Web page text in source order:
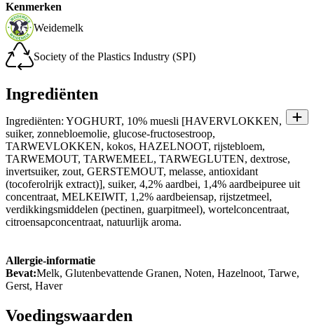
Kenmerken
Weidemelk
Society of the Plastics Industry (SPI)
Ingrediënten
Ingrediënten: YOGHURT, 10% muesli [HAVERVLOKKEN,
suiker, zonnebloemolie, glucose-fructosestroop,
TARWEVLOKKEN, kokos, HAZELNOOT, rijstebloem,
TARWEMOUT, TARWEMEEL, TARWEGLUTEN, dextrose,
invertsuiker, zout, GERSTEMOUT, melasse, antioxidant
(tocoferolrijk extract)], suiker, 4,2% aardbei, 1,4% aardbeipuree uit
concentraat, MELKEIWIT, 1,2% aardbeiensap, rijstzetmeel,
verdikkingsmiddelen (pectinen, guarpitmeel), wortelconcentraat,
citroensapconcentraat, natuurlijk aroma.
Allergie-informatie
Bevat:Melk, Glutenbevattende Granen, Noten, Hazelnoot, Tarwe,
Gerst, Haver
Voedingswaarden